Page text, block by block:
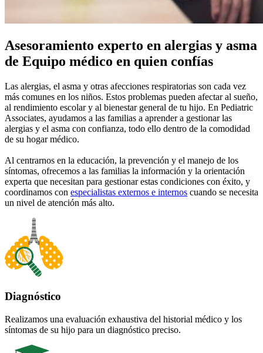
Asesoramiento experto en alergias y asma
de Equipo médico en quien confías
Las alergias, el asma y otras afecciones respiratorias son cada vez
más comunes en los niños. Estos problemas pueden afectar al sueño,
al rendimiento escolar y al bienestar general de tu hijo. En Pediatric
Associates, ayudamos a las familias a aprender a gestionar las
alergias y el asma con confianza, todo ello dentro de la comodidad
de su hogar médico.
Al centrarnos en la educación, la prevención y el manejo de los
síntomas, ofrecemos a las familias la información y la orientación
experta que necesitan para gestionar estas condiciones con éxito, y
coordinamos con especialistas externos e internos cuando se necesita
un nivel de atención más alto.
Diagnóstico
Realizamos una evaluación exhaustiva del historial médico y los
síntomas de su hijo para un diagnóstico preciso.